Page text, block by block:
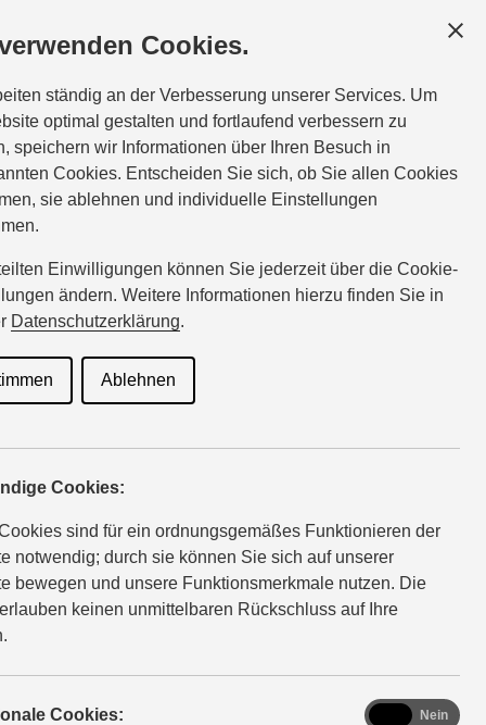
Cookies.
ständig an der Verbesserung unserer Services. Um
optimal gestalten und fortlaufend verbessern zu
speichern wir Informationen über Ihren Besuch in
Cookies. Entscheiden Sie sich, ob Sie allen Cookies
sie ablehnen und individuelle Einstellungen
Einwilligungen können Sie jederzeit über die Cookie-
ändern. Weitere Informationen hierzu finden Sie in
Datenschutzerklärung.
Ablehnen
Cookies:
sind für ein ordnungsgemäßes Funktionieren der
notwendig; durch sie können Sie sich auf unserer
bewegen und unsere Funktionsmerkmale nutzen. Die
keinen unmittelbaren Rückschluss auf Ihre
Cookies: functional
Nein
schubert-roeslau@suzuki-handel.de
S-
im Gelände besteht er
Klasse: D.